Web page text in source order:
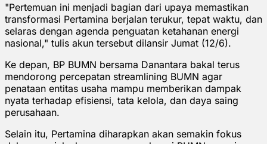
"Pertemuan ini menjadi bagian dari upaya memastikan
transformasi Pertamina berjalan terukur, tepat waktu, dan
selaras dengan agenda penguatan ketahanan energi
nasional," tulis akun tersebut dilansir Jumat (12/6).
Ke depan, BP BUMN bersama Danantara bakal terus
mendorong percepatan streamlining BUMN agar
penataan entitas usaha mampu memberikan dampak
nyata terhadap efisiensi, tata kelola, dan daya saing
perusahaan.
Selain itu, Pertamina diharapkan akan semakin fokus